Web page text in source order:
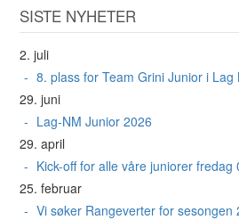
SISTE NYHETER
2. juli
8. plass for Team Grini Junior i Lag
29. juni
Lag-NM Junior 2026
29. april
Kick-off for alle våre juniorer fredag
25. februar
Vi søker Rangeverter for sesongen